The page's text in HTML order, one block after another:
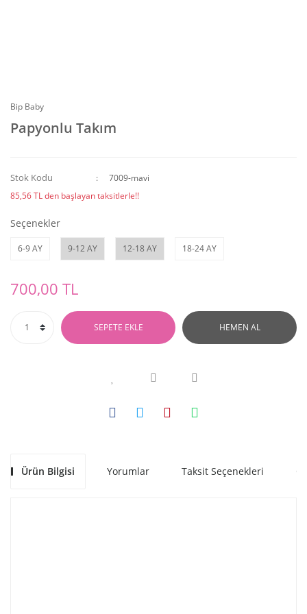
Bip Baby
Papyonlu Takım
Stok Kodu
7009-mavi
85,56 TL den başlayan taksitlerle!!
Seçenekler
6-9 AY 9-12 AY 12-18 AY 18-24 AY
700,00 TL
SEPETE EKLE HEMEN AL
Ürün Bilgisi Yorumlar Taksit Seçenekleri